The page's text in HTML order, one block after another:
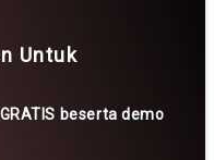
Untuk
beserta demo